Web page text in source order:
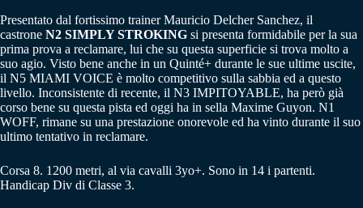
Presentato dal fortissimo trainer Mauricio Delcher Sanchez, il
castrone N2 SIMPLY STROKING si presenta formidabile per la sua
prima prova a reclamare, lui che su questa superficie si trova molto a
suo agio. Visto bene anche in un Quinté+ durante le sue ultime uscite,
il N5 MIAMI VOICE è molto competitivo sulla sabbia ed a questo
livello. Inconsistente di recente, il N3 IMPITOYABLE, ha però già
corso bene su questa pista ed oggi ha in sella Maxime Guyon. N1
WOFF, rimane su una prestazione onorevole ed ha vinto durante il suo
ultimo tentativo in reclamare.
Corsa 8. 1200 metri, al via cavalli 3yo+. Sono in 14 i partenti.
Handicap Div di Classe 3.